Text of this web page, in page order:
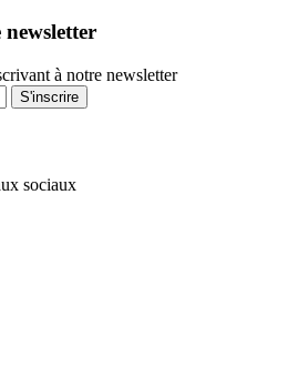
à notre newsletter
S'inscrire
sociaux